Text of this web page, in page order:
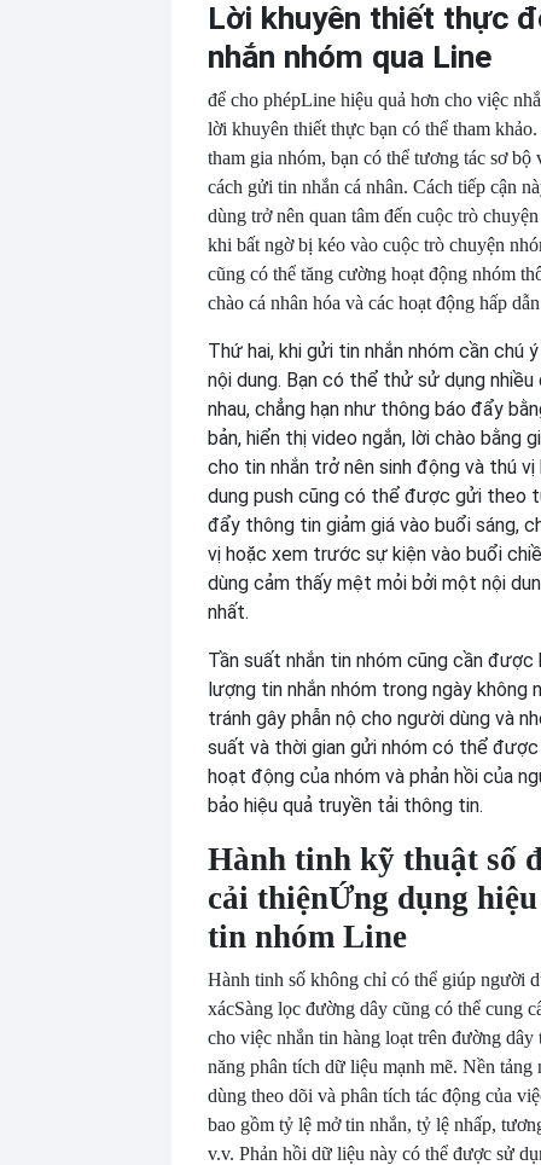
Lời khuyên thiết thực
nhắn nhóm qua Line
để cho phépLine hiệu quả hơn cho việc
lời khuyên thiết thực bạn có thể tham
tham gia nhóm, bạn có thể tương tác sơ
cách gửi tin nhắn cá nhân. Cách tiếp cận
dùng trở nên quan tâm đến cuộc trò
khi bất ngờ bị kéo vào cuộc trò chuyện
cũng có thể tăng cường hoạt động nhóm
chào cá nhân hóa và các hoạt động hấp
Thứ hai, khi gửi tin nhắn nhóm cần chú
nội dung. Bạn có thể thử sử dụng nhiều
nhau, chẳng hạn như thông báo đẩy
bản, hiển thị video ngắn, lời chào bằng
cho tin nhắn trở nên sinh động và thú vị
dung push cũng có thể được gửi theo
đẩy thông tin giảm giá vào buổi sáng,
vị hoặc xem trước sự kiện vào buổi
dùng cảm thấy mệt mỏi bởi một nội
nhất.
Tần suất nhắn tin nhóm cũng cần
lượng tin nhắn nhóm trong ngày không
tránh gây phẫn nộ cho người dùng và
suất và thời gian gửi nhóm có thể
hoạt động của nhóm và phản hồi của
bảo hiệu quả truyền tải thông tin.
Hành tinh kỹ thuật số
cải thiệnỨng dụng
tin nhóm Line
Hành tinh số không chỉ có thể giúp người
xácSàng lọc đường dây cũng có thể cung
cho việc nhắn tin hàng loạt trên đường dây
năng phân tích dữ liệu mạnh mẽ. Nền
dùng theo dõi và phân tích tác động của
bao gồm tỷ lệ mở tin nhắn, tỷ lệ nhấp,
v.v. Phản hồi dữ liệu này có thể được sử